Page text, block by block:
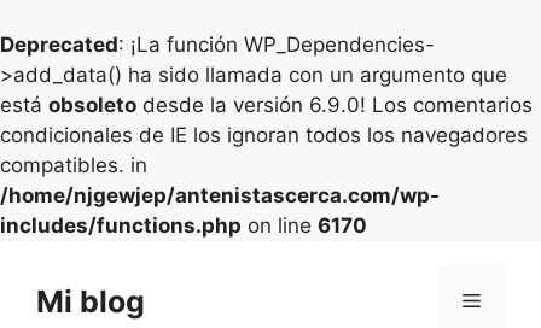
Deprecated: ¡La función WP_Dependencies-
>add_data() ha sido llamada con un argumento que
está obsoleto desde la versión 6.9.0! Los comentarios
condicionales de IE los ignoran todos los navegadores
compatibles. in
/home/njgewjep/antenistascerca.com/wp-
includes/functions.php on line 6170
contenido
Mi blog Menú